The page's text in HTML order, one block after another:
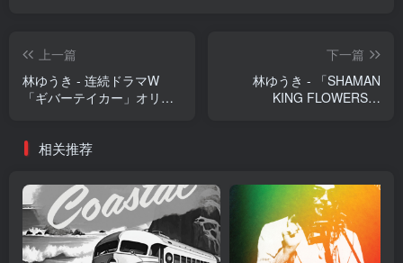
上一篇
林ゆうき - 连続ドラマW
「ギバーテイカー」オリジ
44.1kHz】日本区
下一篇
林ゆうき - 「SHAMAN
KING FLOWERS」
相关推荐